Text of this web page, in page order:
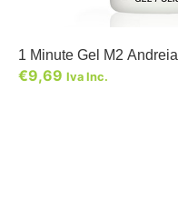
1 Minute Gel M2 Andreia
€9,69 Iva Inc.